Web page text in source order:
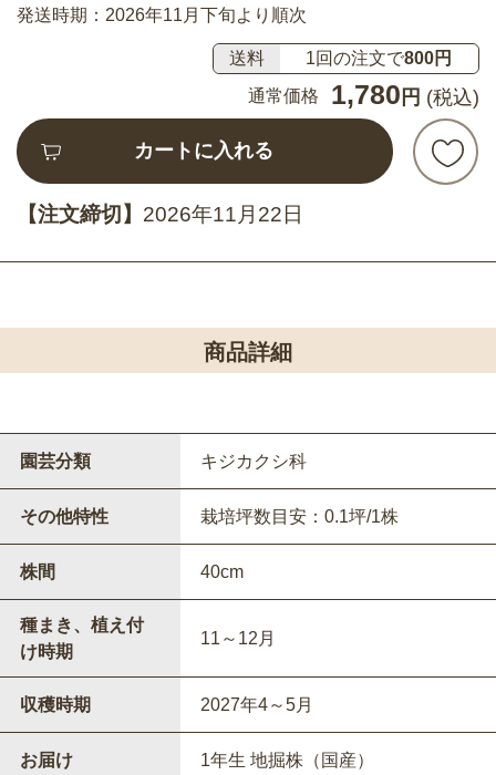
発送時期：2026年11月下旬より順次
送料 1回の注文で800円
通常価格
1,780 円 (税込)
カートに入れる
【注文締切】 2026年11月22日
商品詳細
園芸分類 キジカクシ科
その他特性 栽培坪数目安：0.1坪/1株
株間 40cm
種まき、植え付
け時期
11～12月
収穫時期 2027年4～5月
お届け 1年生 地掘株（国産）